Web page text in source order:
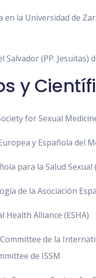
la Universidad de
(PP. Jesuitas)
y
for Sexual
y Española del
para la Salud Sexual
de la Asociación
Health Alliance (ESHA)
de la
de ISSM